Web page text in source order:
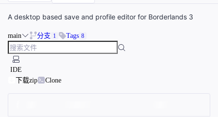
A desktop based save and profile editor for Borderlands 3
main 分支 1 Tags 8
IDE
下载zip
Clone